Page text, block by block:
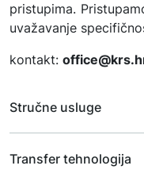
Stručne usluge
Laboratorij za
Transfer tehnologija
pristupima.
uvažavanje
kontakt: